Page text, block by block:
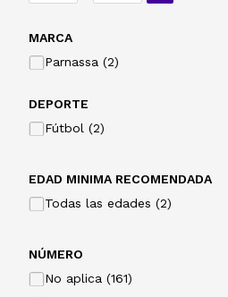
MARCA
Parnassa (2)
DEPORTE
Fútbol (2)
EDAD MINIMA RECOMENDADA
Todas las edades (2)
NÚMERO
No aplica (161)